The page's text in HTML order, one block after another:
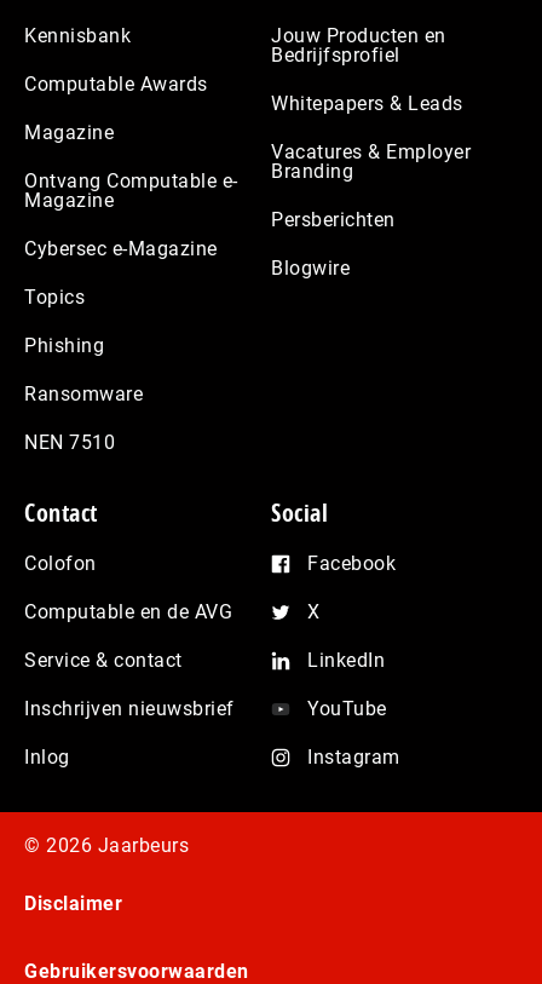
Kennisbank
Computable Awards
Magazine
Ontvang Computable e-
Magazine
Cybersec e-Magazine
Topics
Phishing
Ransomware
NEN 7510
Jouw Producten en
Bedrijfsprofiel
Whitepapers & Leads
Vacatures & Employer
Branding
Persberichten
Blogwire
Contact
Colofon
Computable en de AVG
Service & contact
Inschrijven nieuwsbrief
Inlog
Social
Facebook
X
LinkedIn
YouTube
Instagram
© 2026 Jaarbeurs
Disclaimer
Gebruikersvoorwaarden